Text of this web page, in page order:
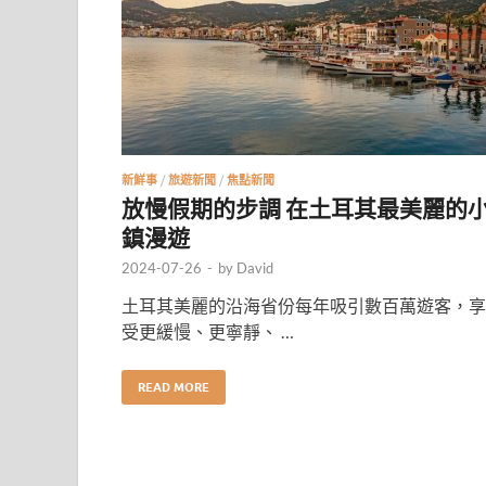
新鮮事 / 旅遊新聞 / 焦點新聞
放慢假期的步調 在土耳其最美麗的
鎮漫遊
2024-07-26 - by David
土耳其美麗的沿海省份每年吸引數百萬遊客，享
受更緩慢、更寧靜、 …
READ MORE